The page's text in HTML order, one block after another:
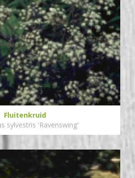
Fluitenkruid
sylvestris 'Ravenswing'